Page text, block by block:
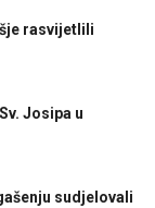
rasvijetlili
Josipa u
sudjelovali